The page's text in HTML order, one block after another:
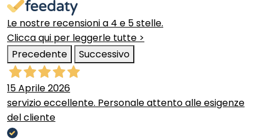
Le nostre recensioni a 4 e 5 stelle.
Clicca qui per leggerle tutte >
Precedente
Successivo
15 Aprile 2026
servizio eccellente. Personale attento alle esigenze
del cliente